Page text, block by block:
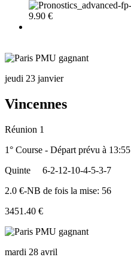
9.90 €
jeudi 23 janvier
Vincennes
Réunion 1
1° Course - Départ prévu à 13:55
Quinte
6-2-12-10-4-5-3-7
2.0 €-NB de fois la mise: 56
3451.40 €
mardi 28 avril